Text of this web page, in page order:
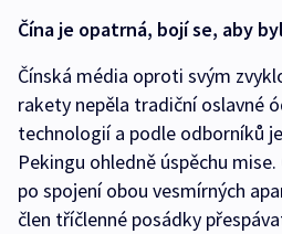
Čína je opatrná, bojí se, aby
Čínská média oproti svým
rakety nepěla tradiční oslavné
technologií a podle odborníků
Pekingu ohledně úspěchu
po spojení obou vesmírných
člen tříčlenné posádky